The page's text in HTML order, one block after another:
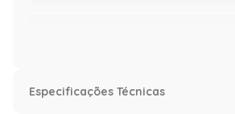
Especificações Técnicas